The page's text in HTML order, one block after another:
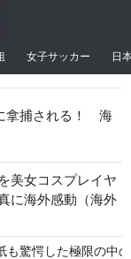
女子サッカー 日
驚愕した極限の中
拿捕される！ 海
美女コスプレイヤ
に海外感動（海外